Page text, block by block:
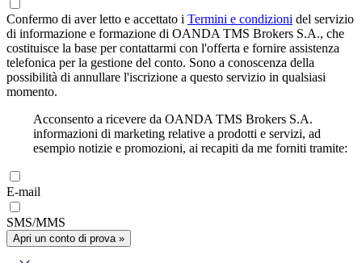
Confermo di aver letto e accettato i Termini e condizioni del servizio
di informazione e formazione di OANDA TMS Brokers S.A., che
costituisce la base per contattarmi con l'offerta e fornire assistenza
telefonica per la gestione del conto. Sono a conoscenza della
possibilità di annullare l'iscrizione a questo servizio in qualsiasi
momento.
Acconsento a ricevere da OANDA TMS Brokers S.A.
informazioni di marketing relative a prodotti e servizi, ad
esempio notizie e promozioni, ai recapiti da me forniti tramite:
E-mail
SMS/MMS
Apri un conto di prova »